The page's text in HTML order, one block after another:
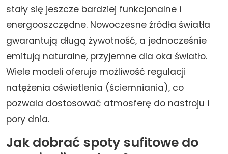
stały się jeszcze bardziej funkcjonalne i
energooszczędne. Nowoczesne źródła światła
gwarantują długą żywotność, a jednocześnie
emitują naturalne, przyjemne dla oka światło.
Wiele modeli oferuje możliwość regulacji
natężenia oświetlenia (ściemniania), co
pozwala dostosować atmosferę do nastroju i
pory dnia.
Jak dobrać spoty sufitowe do